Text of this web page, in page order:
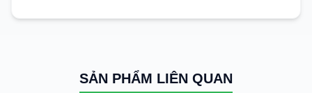
SẢN PHẨM LIÊN QUAN